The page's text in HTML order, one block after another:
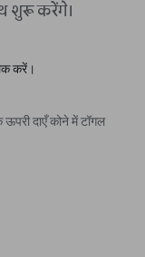
शुरू करेंगे।
करें।
दाएँ कोने में टॉगल